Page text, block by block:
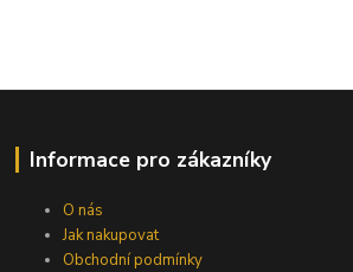
Informace pro zákazníky
O nás
Jak nakupovat
Obchodní podmínky